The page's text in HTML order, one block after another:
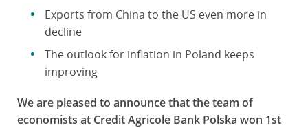
Exports from China to the US even more in
decline
The outlook for inflation in Poland keeps
improving
We are pleased to announce that the team of
economists at Credit Agricole Bank Polska won 1st